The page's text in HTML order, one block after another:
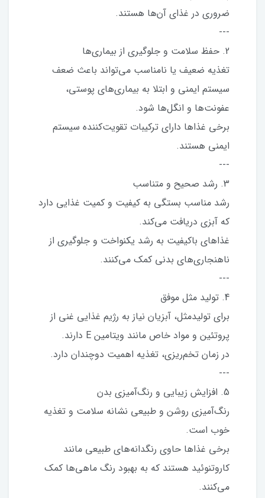
ضروری در غذای آن‌ها هستند.
---
2. حفظ سلامت و جلوگیری از بیماری‌ها
تغذیه ضعیف یا نامناسب می‌تواند باعث ضعف
سیستم ایمنی و ابتلا به بیماری‌های پوستی،
عفونت‌ها و انگل‌ها شود.
برخی غذاها دارای ترکیبات تقویت‌کننده سیستم
ایمنی هستند.
---
3. رشد صحیح و متناسب
رشد مناسب بستگی به کیفیت و کمیت غذایی دارد
که آبزی دریافت می‌کند.
غذاهای باکیفیت به رشد یکنواخت و جلوگیری از
ناهنجاری‌های بدنی کمک می‌کنند.
---
4. تولید مثل موفق
برای تولیدمثل، آبزیان نیاز به رژیم غذایی غنی از
پروتئین و مواد خاص مانند ویتامین E دارند.
در زمان تخم‌ریزی، تغذیه اهمیت دوچندان دارد.
---
5. افزایش زیبایی و رنگ‌آمیزی بدن
رنگ‌آمیزی روشن و طبیعی نشانه سلامت و تغذیه
خوب است.
برخی غذاها حاوی رنگدانه‌های طبیعی مانند
کاروتنوئید هستند که به بهبود رنگ ماهی‌ها کمک
می‌کنند.